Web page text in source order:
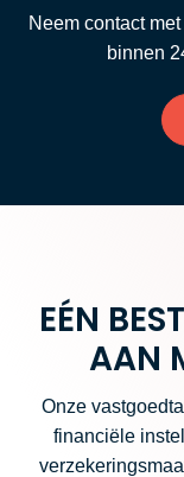
Neem contact
binnen
EÉN
AAN
Onze
financiële